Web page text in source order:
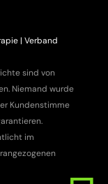
| Verband
sind von
Niemand wurde
Kundenstimme
im